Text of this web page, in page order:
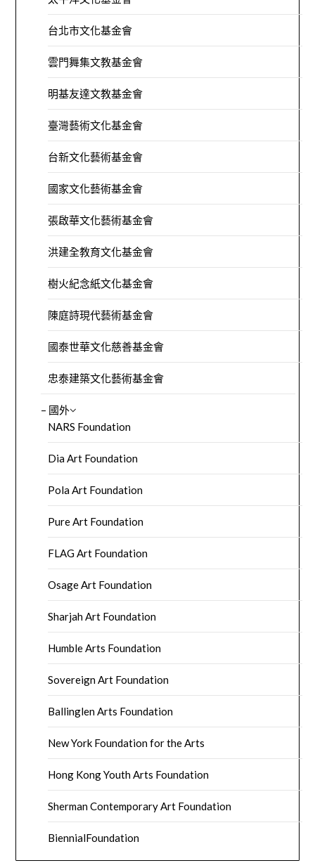
台北市文化基金會
雲門舞集文教基金會
明基友達文教基金會
臺灣藝術文化基金會
台新文化藝術基金會
國家文化藝術基金會
張啟華文化藝術基金會
洪建全教育文化基金會
樹火紀念紙文化基金會
陳庭詩現代藝術基金會
國泰世華文化慈善基金會
忠泰建築文化藝術基金會
– 國外
NARS Foundation
Dia Art Foundation
Pola Art Foundation
Pure Art Foundation
FLAG Art Foundation
Osage Art Foundation
Sharjah Art Foundation
Humble Arts Foundation
Sovereign Art Foundation
Ballinglen Arts Foundation
New York Foundation for the Arts
Hong Kong Youth Arts Foundation
Sherman Contemporary Art Foundation
BiennialFoundation